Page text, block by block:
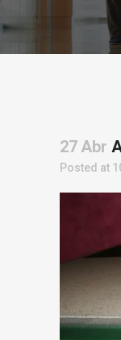
27 Abr
Posted at